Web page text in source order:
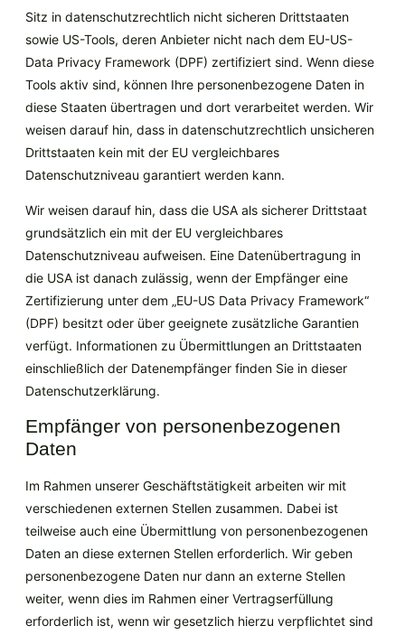
Sitz in datenschutzrechtlich nicht sicheren Drittstaaten
sowie US-Tools, deren Anbieter nicht nach dem EU-US-
Data Privacy Framework (DPF) zertifiziert sind. Wenn diese
Tools aktiv sind, können Ihre personenbezogene Daten in
diese Staaten übertragen und dort verarbeitet werden. Wir
weisen darauf hin, dass in datenschutzrechtlich unsicheren
Drittstaaten kein mit der EU vergleichbares
Datenschutzniveau garantiert werden kann.
Wir weisen darauf hin, dass die USA als sicherer Drittstaat
grundsätzlich ein mit der EU vergleichbares
Datenschutzniveau aufweisen. Eine Datenübertragung in
die USA ist danach zulässig, wenn der Empfänger eine
Zertifizierung unter dem „EU-US Data Privacy Framework“
(DPF) besitzt oder über geeignete zusätzliche Garantien
verfügt. Informationen zu Übermittlungen an Drittstaaten
einschließlich der Datenempfänger finden Sie in dieser
Datenschutzerklärung.
Empfänger von personenbezogenen
Daten
Im Rahmen unserer Geschäftstätigkeit arbeiten wir mit
verschiedenen externen Stellen zusammen. Dabei ist
teilweise auch eine Übermittlung von personenbezogenen
Daten an diese externen Stellen erforderlich. Wir geben
personenbezogene Daten nur dann an externe Stellen
weiter, wenn dies im Rahmen einer Vertragserfüllung
erforderlich ist, wenn wir gesetzlich hierzu verpflichtet sind